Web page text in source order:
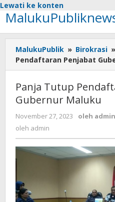
Lewati ke konten
MalukuPublik » Birokrasi »
Pendaftaran Penjabat
Panja Tutup
Gubernur Maluku
November 27, 2023 oleh admin
oleh admin